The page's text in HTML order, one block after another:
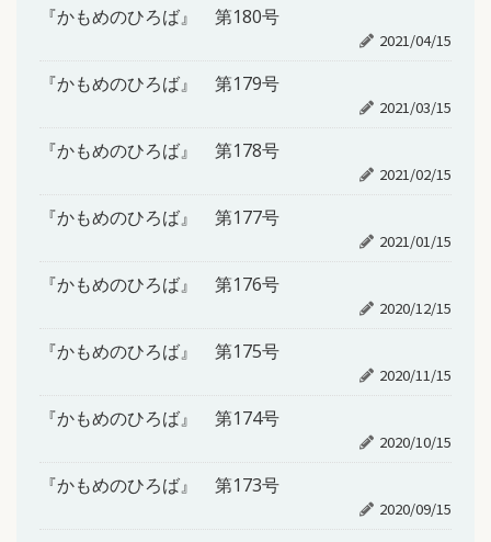
『かもめのひろば』 第180号
2021/04/15
『かもめのひろば』 第179号
2021/03/15
『かもめのひろば』 第178号
2021/02/15
『かもめのひろば』 第177号
2021/01/15
『かもめのひろば』 第176号
2020/12/15
『かもめのひろば』 第175号
2020/11/15
『かもめのひろば』 第174号
2020/10/15
『かもめのひろば』 第173号
2020/09/15